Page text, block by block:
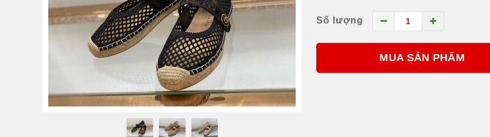
Số lượng
MUA SẢN PHẨM